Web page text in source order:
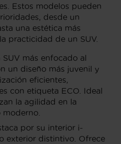
Estos modelos pueden
desde un
una estética más
practicidad de un SUV.
SUV más enfocado al
un diseño más juvenil y
eficientes,
con etiqueta ECO. Ideal
la agilidad en la
por su interior i-
exterior distintivo. Ofrece